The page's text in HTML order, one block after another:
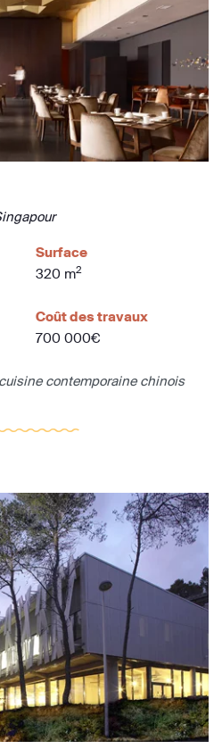
Surface
320 m2
Coût des travaux
700 000€
contemporaine chinois